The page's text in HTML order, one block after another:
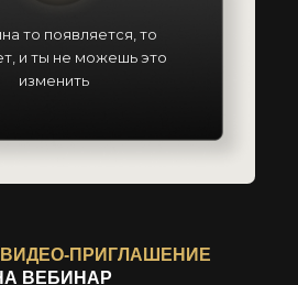
то появляется, то
и ты не можешь это
изменить
ВИДЕО-ПРИГЛАШЕНИЕ
ВЕБИНАР